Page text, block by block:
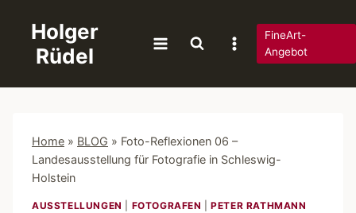
springen
Holger
Rüdel
FineArt-
Angebot
Home » BLOG » Foto-Reflexionen 06 –
Landesausstellung für Fotografie in Schleswig-
Holstein
AUSSTELLUNGEN FOTOGRAFEN |PETER RATHMANN